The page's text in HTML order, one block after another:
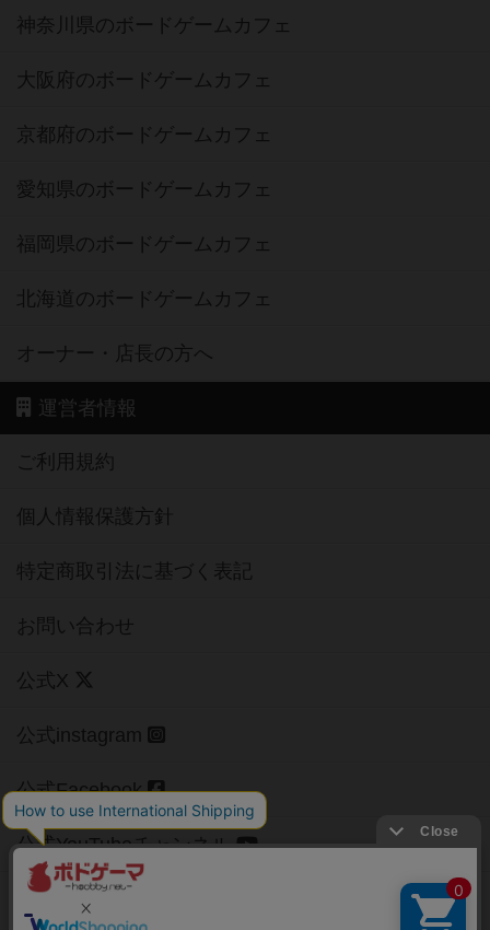
神奈川県のボードゲームカフェ
大阪府のボードゲームカフェ
京都府のボードゲームカフェ
愛知県のボードゲームカフェ
福岡県のボードゲームカフェ
北海道のボードゲームカフェ
オーナー・店長の方へ
運営者情報
ご利用規約
個人情報保護方針
特定商取引法に基づく表記
お問い合わせ
公式X
公式instagram
公式Facebook
公式YouTubeチャンネル